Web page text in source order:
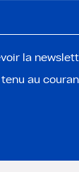
la
au